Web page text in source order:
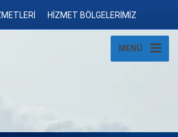
HİZMET BÖLGELERİMİZ
MENÜ